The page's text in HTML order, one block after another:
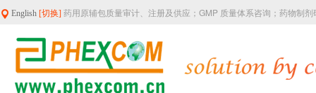
English [切换] 药用原辅包质量审计、注册及供应；GMP 质量体系咨询；药物制